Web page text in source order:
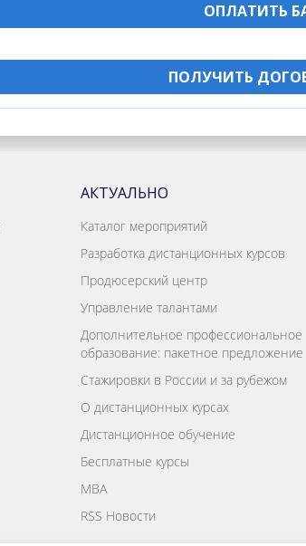
ОПЛАТИТЬ
ПОЛУЧИТЬ
АКТУАЛЬНО
Каталог мероприятий
Разработка дистанционных курсов
Продюсерский центр
Управление талантами
Дополнительное профессиональное
образование: пакетное предложение
Стажировки в России и за рубежом
О дистанционных курсах
Дистанционное обучение
Бесплатные курсы
MBA
RSS Новости